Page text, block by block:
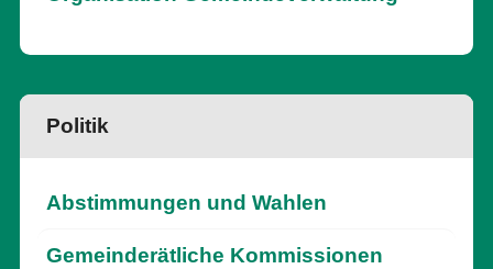
Politik
Abstimmungen und Wahlen
Gemeinderätliche Kommissionen